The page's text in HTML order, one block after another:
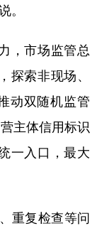
。
，市场监管总
探索非现场、
动双随机监管
主体信用标识
一入口，最大
重复检查等问